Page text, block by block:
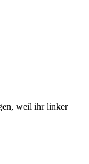
weil ihr linker